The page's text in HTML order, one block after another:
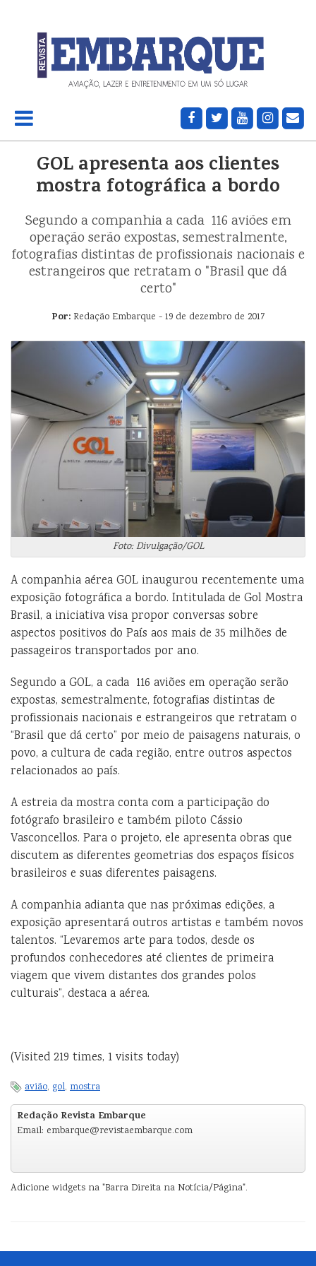
GOL apresenta aos clientes
mostra fotográfica a bordo
Segundo a companhia a cada 116 aviões em
operação serão expostas, semestralmente,
fotografias distintas de profissionais nacionais e
estrangeiros que retratam o "Brasil que dá
certo"
Por:Redação Embarque - 19 de dezembro de 2017
Foto: Divulgação/GOL
A companhia aérea GOL inaugurou recentemente uma
exposição fotográfica a bordo. Intitulada de Gol Mostra
Brasil, a iniciativa visa propor conversas sobre
aspectos positivos do País aos mais de 35 milhões de
passageiros transportados por ano.
Segundo a GOL, a cada 116 aviões em operação serão
expostas, semestralmente, fotografias distintas de
profissionais nacionais e estrangeiros que retratam o
“Brasil que dá certo” por meio de paisagens naturais, o
povo, a cultura de cada região, entre outros aspectos
relacionados ao país.
A estreia da mostra conta com a participação do
fotógrafo brasileiro e também piloto Cássio
Vasconcellos. Para o projeto, ele apresenta obras que
discutem as diferentes geometrias dos espaços físicos
brasileiros e suas diferentes paisagens.
A companhia adianta que nas próximas edições, a
exposição apresentará outros artistas e também novos
talentos. “Levaremos arte para todos, desde os
profundos conhecedores até clientes de primeira
viagem que vivem distantes dos grandes polos
culturais”, destaca a aérea.
(Visited 219 times, 1 visits today)
avião, gol, mostra
Redação Revista Embarque
Email: embarque@revistaembarque.com
Adicione widgets na "Barra Direita na Notícia/Página".